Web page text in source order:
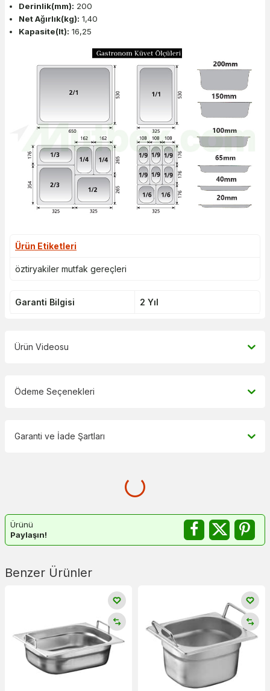
Derinlik(mm): 200
Net Ağırlık(kg): 1,40
Kapasite(lt): 16,25
Ürün Etiketleri
öztiryakiler mutfak gereçleri
Garanti Bilgisi 2 Yıl
Ürün Videosu
Ödeme Seçenekleri
Garanti ve İade Şartları
Ürünü
Paylaşın!
Benzer Ürünler